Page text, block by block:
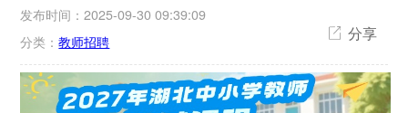
发布时间：2025-09-30 09:39:09
分类：教师招聘 分享